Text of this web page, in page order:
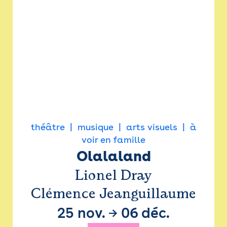
théâtre musique arts visuels
à
voir en famille
Olalaland
Lionel Dray
Clémence Jeanguillaume
25 nov. → 06 déc.